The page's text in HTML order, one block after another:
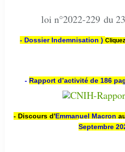
loi n°2022-229 du
- Dossier Indemnisation )
- Rapport d’activité de 186
- Discours d'Emmanuel Macron
Septembre